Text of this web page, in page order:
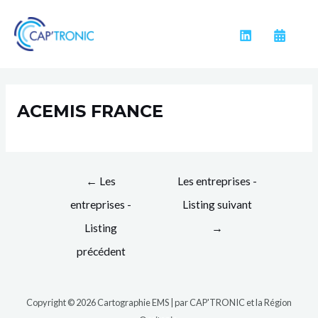
contenu
ACEMIS FRANCE
des
articles
← Les
entreprises -
Listing
précédent
Les entreprises -
Listing suivant
→
Copyright © 2026 Cartographie EMS | par CAP'TRONIC et la Région